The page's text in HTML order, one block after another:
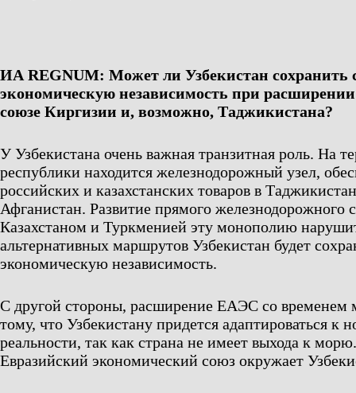
ИА REGNUM: Может ли Узбекистан сохранить
экономическую независимость при
союзе Киргизии и, возможно, Таджикистана?
У Узбекистана очень важная транзитная роль. На
республики находится железнодорожный узел,
российских и казахстанских товаров в
Афганистан. Развитие прямого
Казахстаном и Туркменией эту монополию
альтернативных маршрутов Узбекистан будет
экономическую независимость.
С другой стороны, расширение ЕАЭС со временем
тому, что Узбекистану придется адаптироваться к
реальности, так как страна не имеет выхода к
Евразийский экономический союз окружает